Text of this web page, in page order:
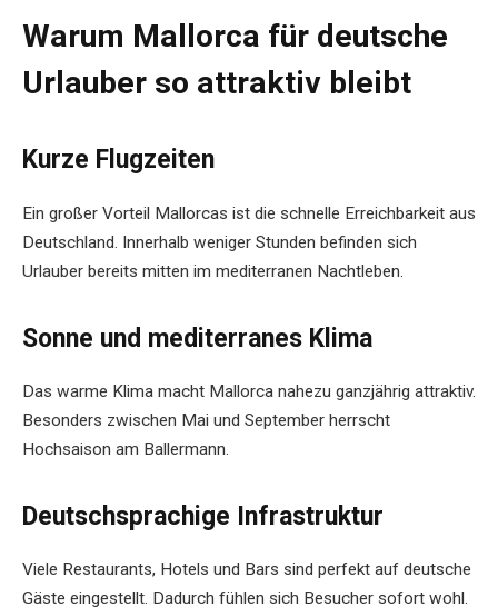
Warum Mallorca für deutsche
Urlauber so attraktiv bleibt
Kurze Flugzeiten
Ein großer Vorteil Mallorcas ist die schnelle Erreichbarkeit aus
Deutschland. Innerhalb weniger Stunden befinden sich
Urlauber bereits mitten im mediterranen Nachtleben.
Sonne und mediterranes Klima
Das warme Klima macht Mallorca nahezu ganzjährig attraktiv.
Besonders zwischen Mai und September herrscht
Hochsaison am Ballermann.
Deutschsprachige Infrastruktur
Viele Restaurants, Hotels und Bars sind perfekt auf deutsche
Gäste eingestellt. Dadurch fühlen sich Besucher sofort wohl.